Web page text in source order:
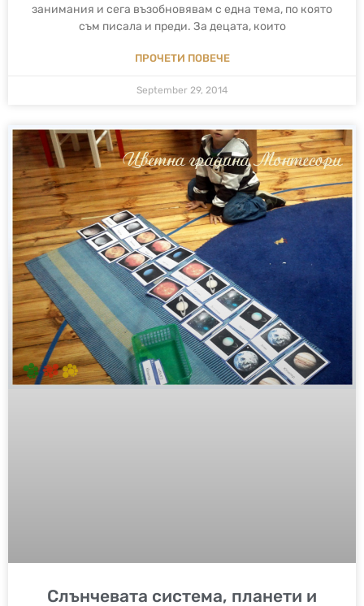
занимания и сега възобновявам с една тема, по която
съм писала и преди. За децата, които
ПРОЧЕТИ ПОВЕЧЕ
September 29, 2014
Слънчевата система, планети и